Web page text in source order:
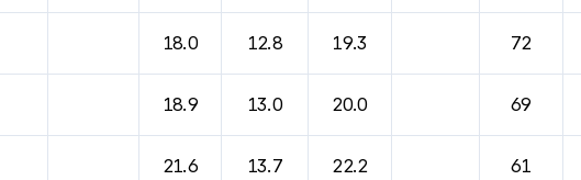
18.0 12.8 19.3 72
18.9 13.0 20.0 69
21.6 13.7 22.2 61